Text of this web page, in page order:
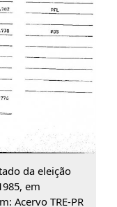
da eleição
em
Acervo TRE-PR